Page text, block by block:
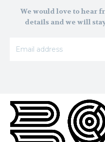
We would love to hear
details and we will